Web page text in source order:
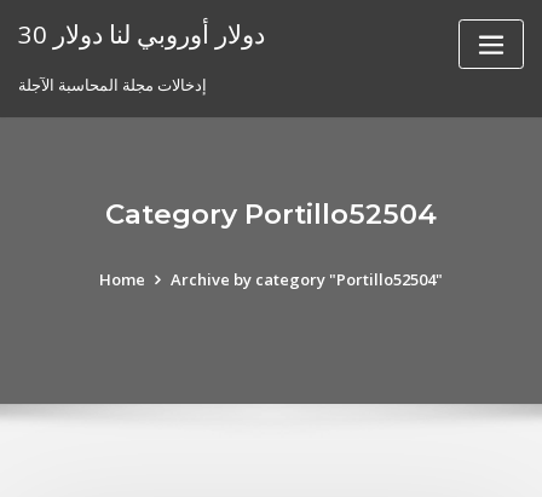
30 دولار أوروبي لنا دولار
إدخالات مجلة المحاسبة الآجلة
Category Portillo52504
Home Archive by category "Portillo52504"